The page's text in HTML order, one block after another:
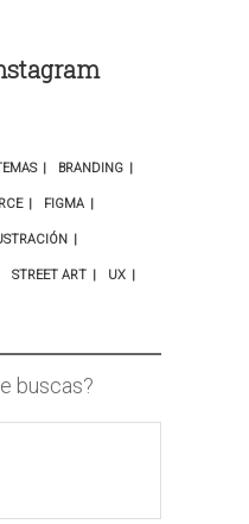
BRANDING
FIGMA
STREET ART UX
buscas?